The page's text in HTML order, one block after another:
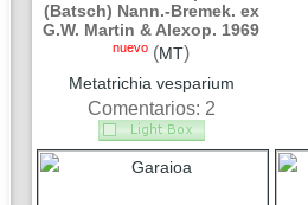
(Batsch) Nann.-Bremek. ex
G.W. Martin & Alexop. 1969
nuevo (MT)
Metatrichia vesparium
Comentarios: 2